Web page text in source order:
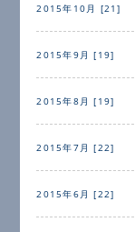
2015年10月 [21]
2015年9月 [19]
2015年8月 [19]
2015年7月 [22]
2015年6月 [22]